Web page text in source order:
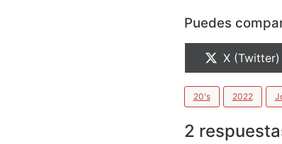
Puedes
X (Twitter)
20's 2022
2